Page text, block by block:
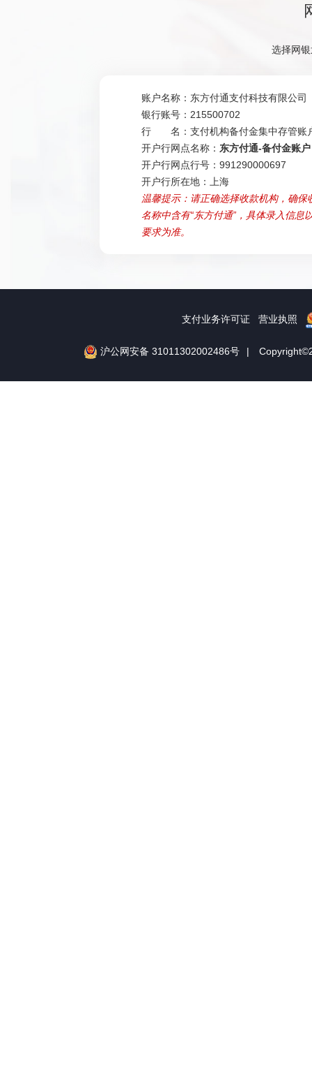
选择网
账户名称： 东方付通支付科技有限公司
银行账号： 215500702
行 名： 支付机构备付金集中存管账
开户行网点名称： 东方付通-备付金账户
开户行网点行号： 991290000697
开户行所在地：
上海
温馨提示：请正确选择收款机构，确保
名称中含有“东方付通”，具体录入信息
要求为准。
支付业务许可证 营业执照
沪公网安备 31011302002486号 |